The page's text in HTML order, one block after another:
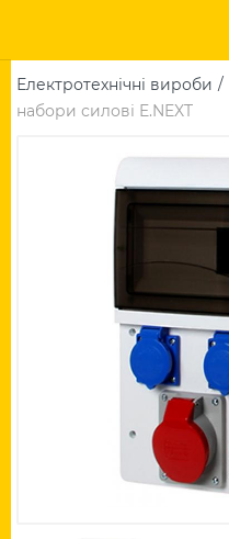
Електротехнічні вироби
набори силові E.NEXT